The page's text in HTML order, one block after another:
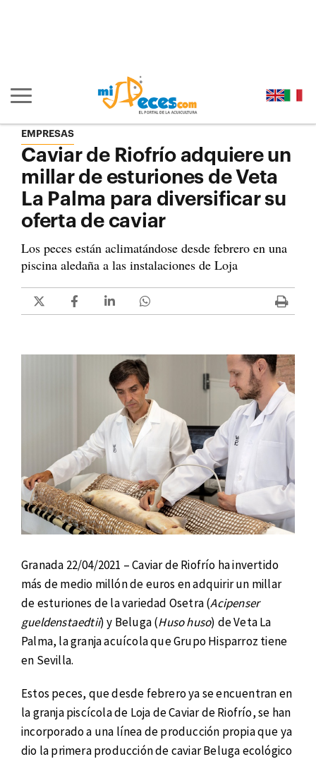
Mostrar/ocultar navegación principal
EMPRESAS
Caviar de Riofrío adquiere un
millar de esturiones de Veta
La Palma para diversificar su
oferta de caviar
Los peces están aclimatándose desde febrero en una
piscina aledaña a las instalaciones de Loja
Granada 22/04/2021 – Caviar de Riofrío ha invertido
más de medio millón de euros en adquirir un millar
de esturiones de la variedad Osetra (Acipenser
gueldenstaedtii) y Beluga (Huso huso) de Veta La
Palma, la granja acuícola que Grupo Hisparroz tiene
en Sevilla.
Estos peces, que desde febrero ya se encuentran en
la granja piscícola de Loja de Caviar de Riofrío, se han
incorporado a una línea de producción propia que ya
dio la primera producción de caviar Beluga ecológico